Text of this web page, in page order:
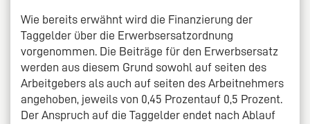
Wie bereits erwähnt wird die Finanzierung der
Taggelder über die Erwerbsersatzordnung
vorgenommen. Die Beiträge für den Erwerbsersatz
werden aus diesem Grund sowohl auf seiten des
Arbeitgebers als auch auf seiten des Arbeitnehmers
angehoben, jeweils von 0,45 Prozentauf 0,5 Prozent.
Der Anspruch auf die Taggelder endet nach Ablauf